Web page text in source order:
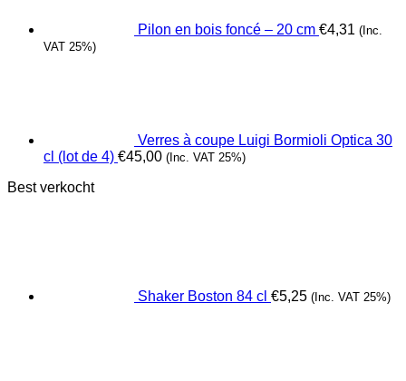
Pilon en bois foncé – 20 cm €4,31 (Inc.
VAT 25%)
Verres à coupe Luigi Bormioli Optica 30
cl (lot de 4) €45,00 (Inc. VAT 25%)
Best verkocht
Shaker Boston 84 cl €5,25 (Inc. VAT 25%)